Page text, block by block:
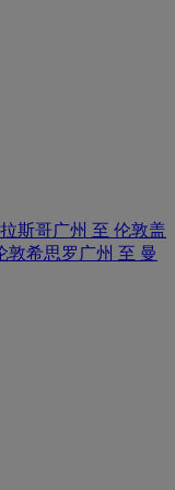
斯哥广州 至 伦敦盖
敦希思罗 广州 至 曼